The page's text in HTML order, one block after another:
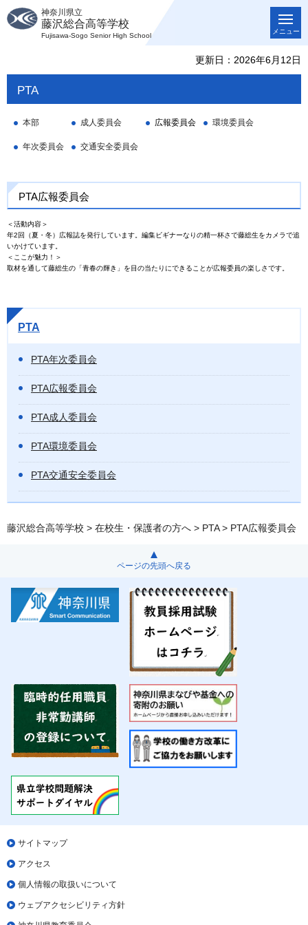
神奈川県立
藤沢総合高等学校
Fujisawa-Sogo Senior High School
メニュー
更新日：2026年6月12日
PTA
本部 成人委員会 広報委員会 環境委員会
年次委員会 交通安全委員会
PTA広報委員会
＜活動内容＞
年2回（夏・冬）広報誌を発行しています。編集ビギナーなりの精一杯さで藤総生をカメラで追
いかけています。
＜ここが魅力！＞
取材を通して藤総生の「青春の輝き」を目の当たりにできることが広報委員の楽しさです。
PTA
PTA年次委員会
PTA広報委員会
PTA成人委員会
PTA環境委員会
PTA交通安全委員会
藤沢総合高等学校 > 在校生・保護者の方へ > PTA> PTA広報委員会
ページの先頭へ戻る
サイトマップ
アクセス
個人情報の取扱いについて
ウェブアクセシビリティ方針